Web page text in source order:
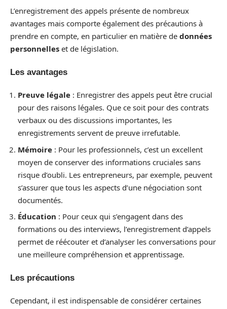
L’enregistrement des appels présente de nombreux
avantages mais comporte également des précautions à
prendre en compte, en particulier en matière de données
personnelles et de législation.
Les avantages
Preuve légale : Enregistrer des appels peut être crucial
pour des raisons légales. Que ce soit pour des contrats
verbaux ou des discussions importantes, les
enregistrements servent de preuve irrefutable.
Mémoire : Pour les professionnels, c’est un excellent
moyen de conserver des informations cruciales sans
risque d’oubli. Les entrepreneurs, par exemple, peuvent
s’assurer que tous les aspects d’une négociation sont
documentés.
Éducation : Pour ceux qui s’engagent dans des
formations ou des interviews, l’enregistrement d’appels
permet de réécouter et d’analyser les conversations pour
une meilleure compréhension et apprentissage.
Les précautions
Cependant, il est indispensable de considérer certaines